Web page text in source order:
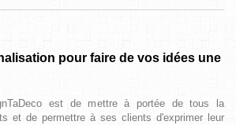
pour faire de vos idées une
est de mettre à portée de tous la
et de permettre à ses clients d'exprimer leur